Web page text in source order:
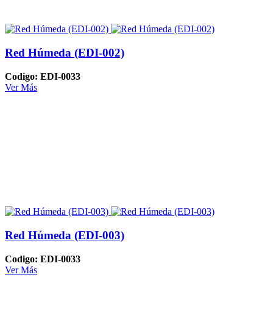
Red Húmeda (EDI-002)
Codigo: EDI-0033
Ver Más
Red Húmeda (EDI-003)
Codigo: EDI-0033
Ver Más